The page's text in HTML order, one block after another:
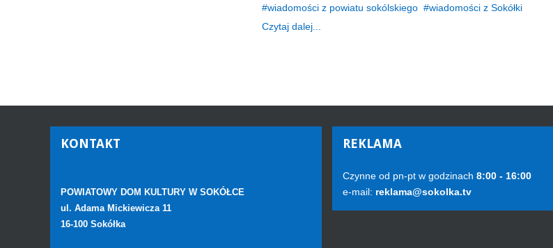
wiadomości z powiatu sokólskiego
wiadomości z Sokółki
Czytaj dalej...
KONTAKT
POWIATOWY DOM KULTURY W SOKÓŁCE
ul. Adama Mickiewicza 11
16-100 Sokółka
REKLAMA
Czynne od pn-pt w godzinach 8:00 - 16:00
e-mail: reklama@sokolka.tv